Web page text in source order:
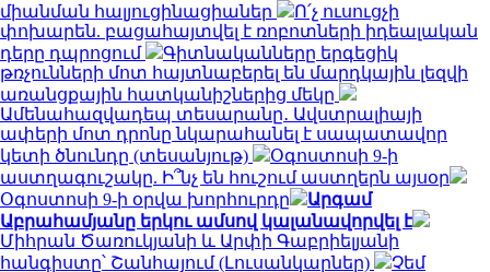
միանման հալյուցինացիաներ
Ո՛չ ուսուցչի
փոխարեն. բացահայտվել է ռոբոտների իդեալական
դերը դպրոցում
Գիտնականները երգեցիկ
թռչունների մոտ հայտնաբերել են մարդկային լեզվի
առանցքային հատկանիշներից մեկը
Ամենահազվադեպ տեսարանը․ Ավստրալիայի
ափերի մոտ դրոնը նկարահանել է սապատավոր
կետի ծնունդը (տեսանյութ)
Օգոստոսի 9-ի
աստղագուշակը. Ի՞նչ են հուշում աստղերն այսօր
Օգոստոսի 9-ի օրվա խորհուրդը
Արգամ
Աբրահամյանը երկու ամսով կալանավորվել է
Միհրան Ծառուկյանի և Արփի Գաբրիելյանի
հանգիստը՝ Շանհայում (Լուսանկարներ)
Չեմ